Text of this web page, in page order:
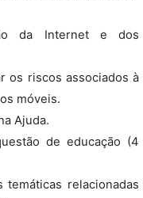
da Internet e dos
os riscos associados à
móveis.
Ajuda.
de educação (4
relacionadas